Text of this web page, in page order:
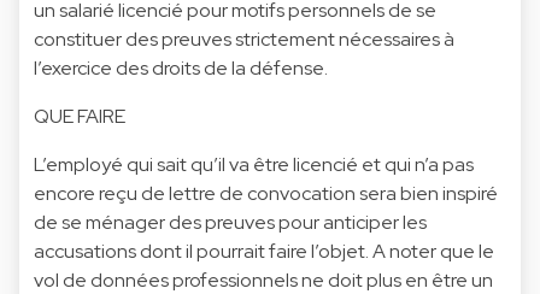
un salarié licencié pour motifs personnels de se
constituer des preuves strictement nécessaires à
l’exercice des droits de la défense.
QUE FAIRE
L’employé qui sait qu’il va être licencié et qui n’a pas
encore reçu de lettre de convocation sera bien inspiré
de se ménager des preuves pour anticiper les
accusations dont il pourrait faire l’objet. A noter que le
vol de données professionnels ne doit plus en être un